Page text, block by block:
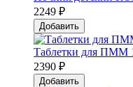
2249 ₽
Добавить
Таблетки для ПММ
2390 ₽
Добавить